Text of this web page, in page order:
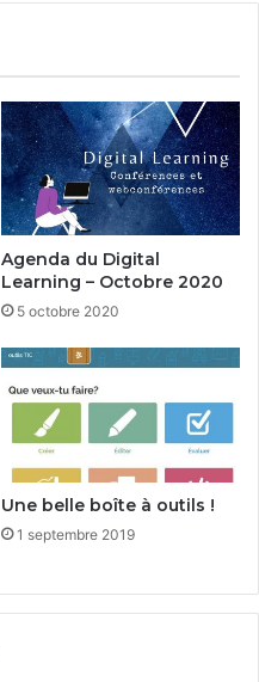
Agenda du Digital
Learning – Octobre 2020
5 octobre 2020
Une belle boîte à outils !
1 septembre 2019